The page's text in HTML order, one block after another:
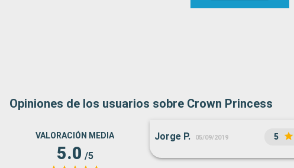
Opiniones de los usuarios sobre Crown Princess
VALORACIÓN MEDIA
5.0 /5
Jorge P. 05/09/2019 5